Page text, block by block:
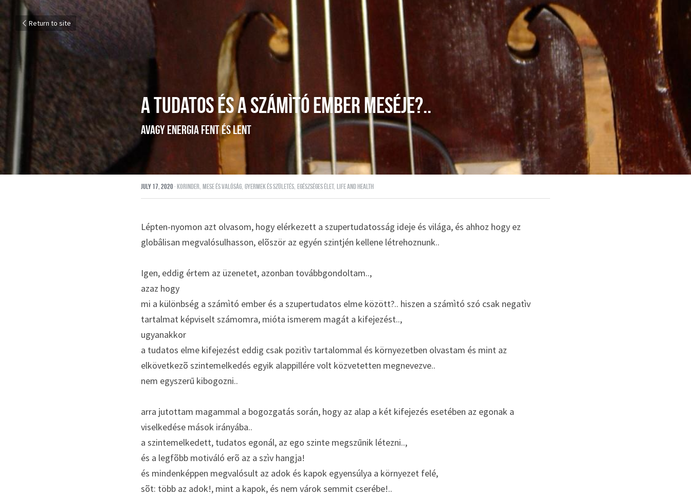
Return to site
a tudatos és a számìtó ember meséje?..
avagy energia fent és lent
July 17, 2020·korinder, mese és valóság, gyermek és születés, egészséges élet, life and health
Lépten-nyomon azt olvasom, hogy elérkezett a szupertudatosság ideje és világa, és ahhoz hogy ez
globâlisan megvalósulhasson, elõször az egyén szintjén kellene létrehoznunk..
Igen, eddig értem az üzenetet, azonban továbbgondoltam..,
azaz hogy
mi a különbség a számìtó ember és a szupertudatos elme között?.. hiszen a számìtó szó csak negatìv
tartalmat képviselt számomra, mióta ismerem magát a kifejezést..,
ugyanakkor
a tudatos elme kifejezést eddig csak pozitìv tartalommal és környezetben olvastam és mint az
elkövetkezõ szintemelkedés egyik alappillére volt közvetetten megnevezve..
nem egyszerū kibogozni..
arra jutottam magammal a bogozgatás során, hogy az alap a két kifejezés esetében az egonak a
viselkedése mások irányába..
a szintemelkedett, tudatos egonál, az ego szinte megszūnik létezni..,
és a legfõbb motiváló erõ az a szìv hangja!
és mindenképpen megvalósult az adok és kapok egyensúlya a környezet felé,
sõt: több az adok!, mint a kapok, és nem várok semmit cserébe!..